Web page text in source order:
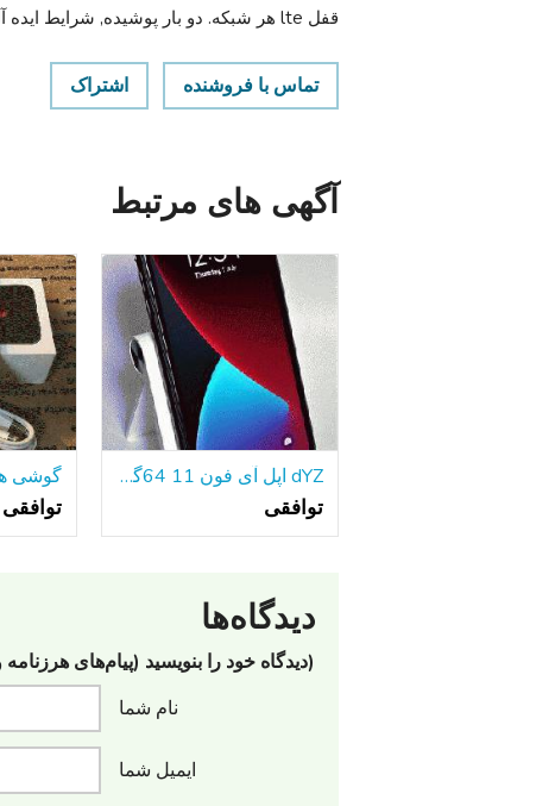
قفل lte هر شبکه. دو بار پوشیده, شرایط ایده آل. 46میلی متر عارف رنگ سیاه و سفید.
تماس با فروشنده اشتراک
آگهی های مرتبط
dYZ اپل آی فون 11 64گیگابایت سیاه A2111 تی موبایل/با حداکثر سرعت دویدن گارانتی!
توافقی توافقی
دیدگاه‌ها
(دیدگاه خود را بنویسید (پیام‌های
نام شما
ایمیل شما